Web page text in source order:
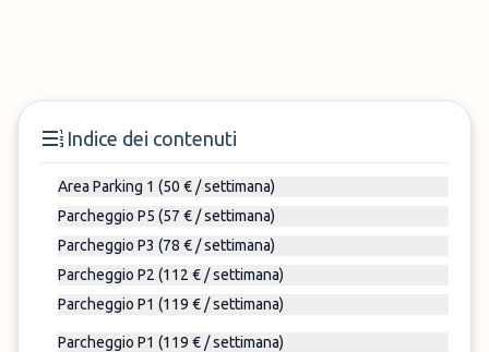
Indice dei contenuti
Area Parking 1 (50 € / settimana)
Parcheggio P5 (57 € / settimana)
Parcheggio P3 (78 € / settimana)
Parcheggio P2 (112 € / settimana)
Parcheggio P1 (119 € / settimana)
Parcheggio P1 (119 € / settimana)